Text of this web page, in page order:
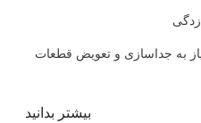
به جداسازی و تعویض قطعات
بیشتر بدانید